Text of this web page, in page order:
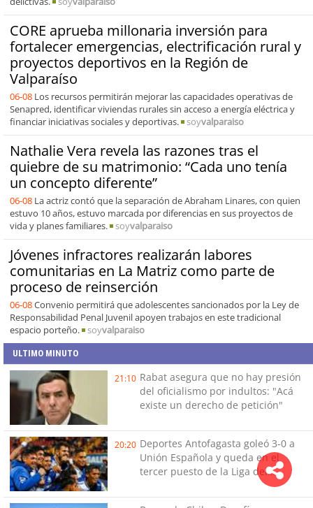
CORE aprueba millonaria inversión para
fortalecer emergencias, electrificación rural y
proyectos deportivos en la Región de
Valparaíso
06-08 Los recursos permitirán mejorar las capacidades operativas de
Senapred, identificar viviendas rurales sin acceso a energía eléctrica y
financiar iniciativas sociales y deportivas.
soyvalparaiso
Nathalie Vera revela las razones tras el
quiebre de su matrimonio: “Cada uno tenía
un concepto diferente”
06-08 La actriz contó que la separación de Abraham Linares, con quien
estuvo 10 años, estuvo marcada por diferencias en sus proyectos de
vida y planes familiares.
soyvalparaiso
Jóvenes infractores realizarán labores
comunitarias en La Matriz como parte de
proceso de reinserción
06-08Convenio permitirá que adolescentes sancionados por la Ley de
Responsabilidad Penal Juvenil apoyen trabajos en este tradicional
espacio porteño.
soyvalparaiso
ULTIMO MINUTO
21:10 Rabat asegura que no hay presión
del oficialismo por indultos: "Acá
existe un derecho de petición"
20:20 Deportes Antofagasta goleó 3-0 a
Unión Española y queda en el
tercer puesto de la Liga del